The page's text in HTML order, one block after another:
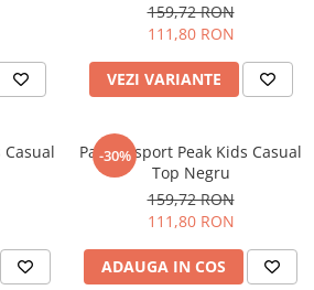
159,72 RON
111,80 RON
VEZI VARIANTE
-30%
Pantofi sport Peak Kids Casual
Top Negru
159,72 RON
111,80 RON
ADAUGA IN COS